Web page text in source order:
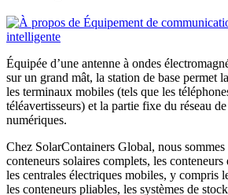
Équipée d’une antenne à ondes
sur un grand mât, la station de base permet
les terminaux mobiles (tels que les
téléavertisseurs) et la partie fixe du réseau
numériques.
Chez SolarContainers Global, nous sommes
conteneurs solaires complets, les
les centrales électriques mobiles, y compris
les conteneurs pliables, les systèmes de